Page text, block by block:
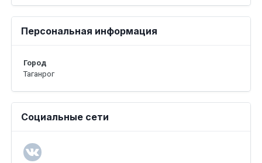
Персональная информация
Город
Таганрог
Социальные сети